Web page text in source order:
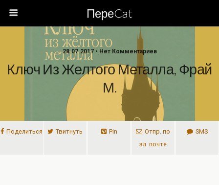
ПереCat
28.07.2017 • Нет Комментариев
Ключ Из Желтого Металла, Фрай
М.
Поделиться Твитнуть Pin
Отпр. по
эл. почте
SMS